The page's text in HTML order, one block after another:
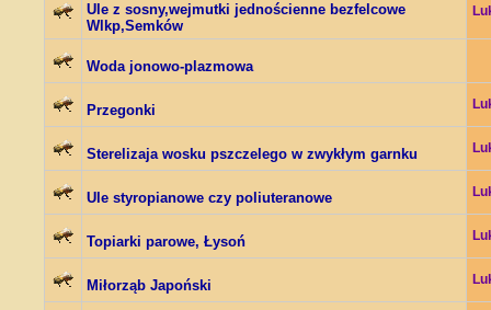
Ule z sosny,wejmutki jednościenne bezfelcowe
Wlkp,Semków
Woda jonowo-plazmowa
Przegonki
Sterelizaja wosku pszczelego w zwykłym garnku
Ule styropianowe czy poliuteranowe
Topiarki parowe, Łysoń
Miłorząb Japoński